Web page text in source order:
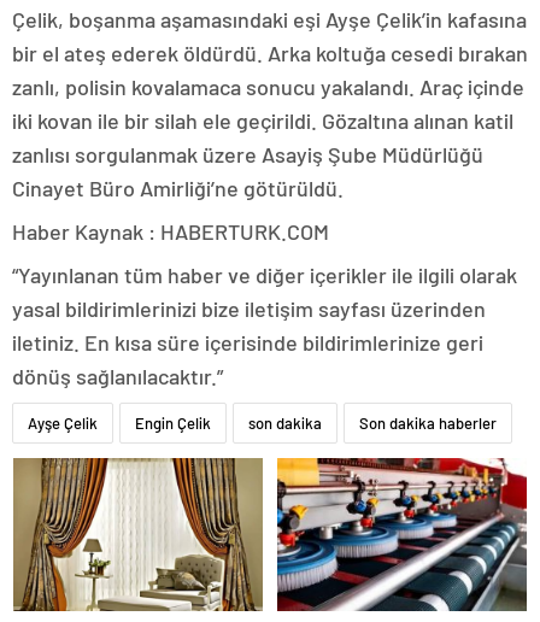
Çelik, boşanma aşamasındaki eşi Ayşe Çelik’in kafasına
bir el ateş ederek öldürdü. Arka koltuğa cesedi bırakan
zanlı, polisin kovalamaca sonucu yakalandı. Araç içinde
iki kovan ile bir silah ele geçirildi. Gözaltına alınan katil
zanlısı sorgulanmak üzere Asayiş Şube Müdürlüğü
Cinayet Büro Amirliği’ne götürüldü.
Haber Kaynak : HABERTURK.COM
“Yayınlanan tüm haber ve diğer içerikler ile ilgili olarak
yasal bildirimlerinizi bize iletişim sayfası üzerinden
iletiniz. En kısa süre içerisinde bildirimlerinize geri
dönüş sağlanılacaktır.”
Ayşe Çelik Engin Çelik son dakika Son dakika haberler